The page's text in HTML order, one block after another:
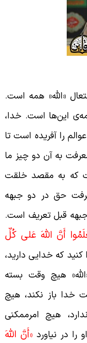
«الله» همه است.
این‌ها است. خدا،
را آفریده است تا
به آن دو چیز ما
که به مقصد خلقت
حق در دو جبهه
قبل تعریف است.
أَنَّ اللَّهَ عَلى‏ كُلِّ
که خدایی دارید،
هیچ وقت بسته
باز نکند، هیچ
هیچ امرممکنی
در نیاورد« أَنَّ اللَّهَ